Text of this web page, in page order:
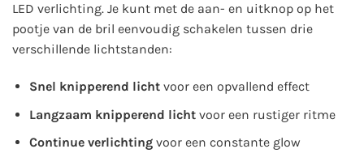
LED verlichting. Je kunt met de aan- en uitknop op het
pootje van de bril eenvoudig schakelen tussen drie
verschillende lichtstanden:
Snel knipperend licht voor een opvallend effect
Langzaam knipperend licht voor een rustiger ritme
Continue verlichting voor een constante glow